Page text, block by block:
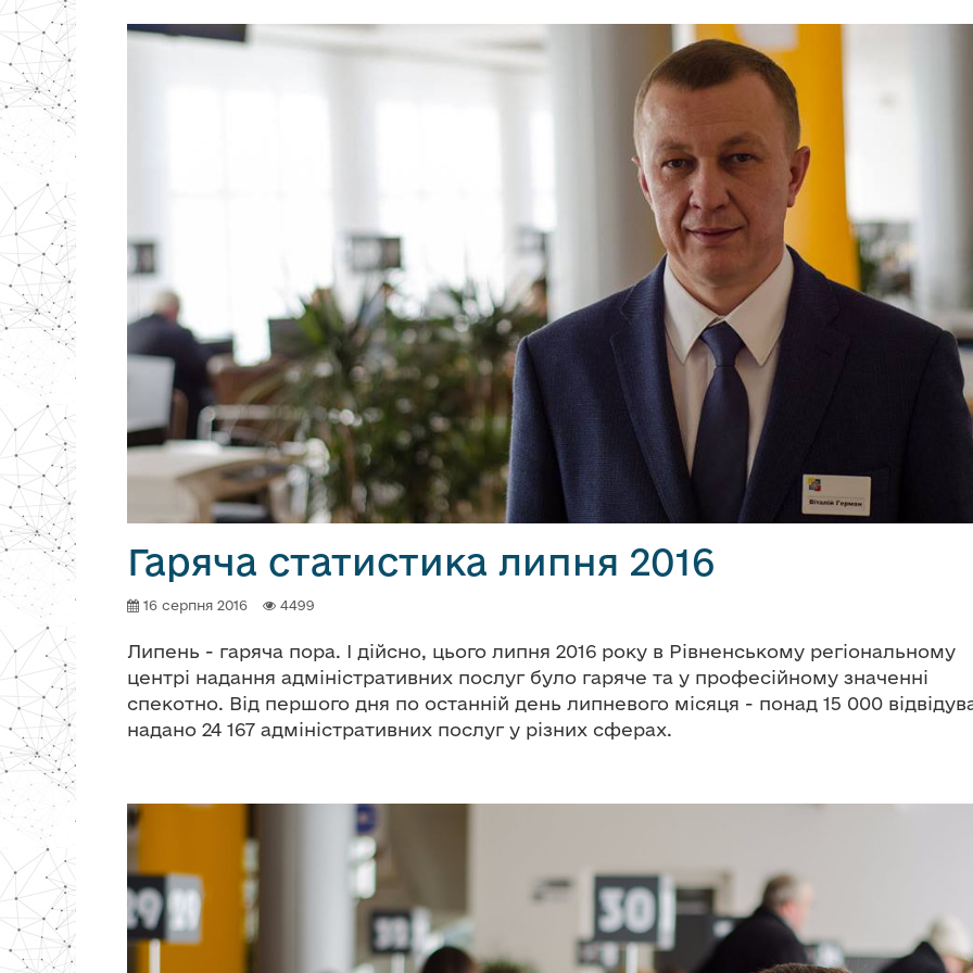
Гаряча статистика липня 2016
16 серпня 2016 4499
Липень - гаряча пора. І дійсно, цього липня 2016 року в Рівненському регіональному
центрі надання адміністративних послуг було гаряче та у професійному значенні
спекотно. Від першого дня по останній день липневого місяця - понад 15 000
надано 24 167 адміністративних послуг у різних сферах.